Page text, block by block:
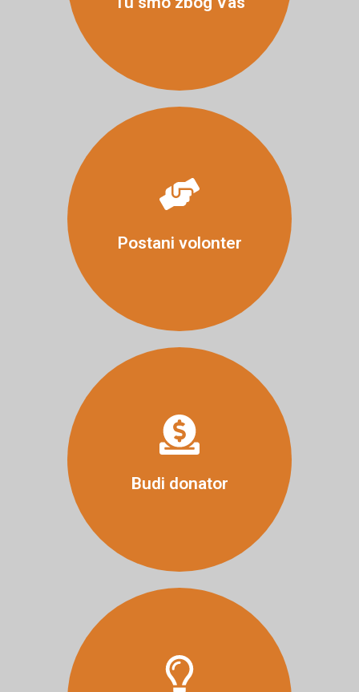
Postani volonter
Budi donator
Više